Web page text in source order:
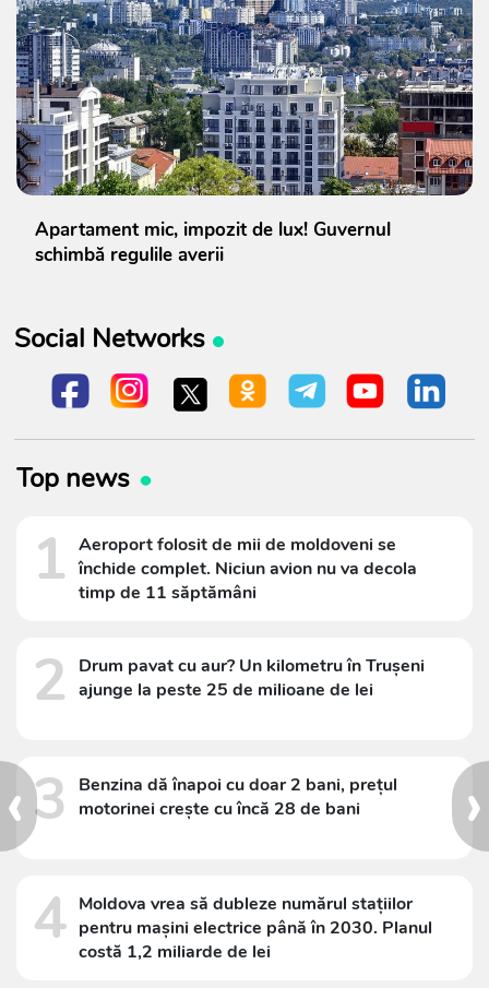
›
‹
Apartament mic, impozit de lux! Guvernul
schimbă regulile averii
Social Networks
Top news
1 Aeroport folosit de mii de moldoveni se
închide complet. Niciun avion nu va decola
timp de 11 săptămâni
2
Drum pavat cu aur? Un kilometru în Trușeni
ajunge la peste 25 de milioane de lei
3
Benzina dă înapoi cu doar 2 bani, prețul
motorinei crește cu încă 28 de bani
4 Moldova vrea să dubleze numărul stațiilor
pentru mașini electrice până în 2030. Planul
costă 1,2 miliarde de lei